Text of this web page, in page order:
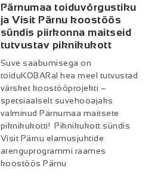
Pärnumaa toiduvõrgustiku
ja Visit Pärnu koostöös
sündis piirkonna maitseid
tutvustav piknikukott
Suve saabumisega on
toiduKOBARal hea meel tutvustad
värsket koostööprojekti –
spetsiaalselt suvehooajaks
valminud Pärnumaa maitsete
piknikukotti! Piknikukott sündis
Visit Pärnu elamusjuhtide
arenguprogrammi raames
koostöös Pärnu